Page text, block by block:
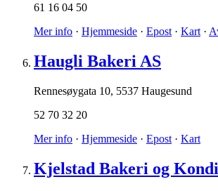
61 16 04 50
Mer info · Hjemmeside · Epost · Kart ·
Haugli Bakeri AS
Rennesøygata 10, 5537 Haugesund
52 70 32 20
Mer info · Hjemmeside · Epost · Kart
Kjelstad Bakeri og